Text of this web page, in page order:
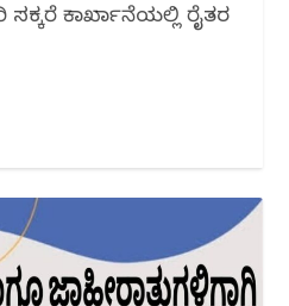
ಕಾರ್ಖಾನೆಯಲ್ಲಿ ರೈತರ